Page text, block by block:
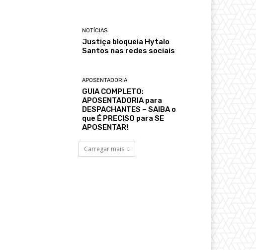
NOTÍCIAS
Justiça bloqueia Hytalo
Santos nas redes sociais
APOSENTADORIA
GUIA COMPLETO:
APOSENTADORIA para
DESPACHANTES – SAIBA o
que É PRECISO para SE
APOSENTAR!
Carregar mais